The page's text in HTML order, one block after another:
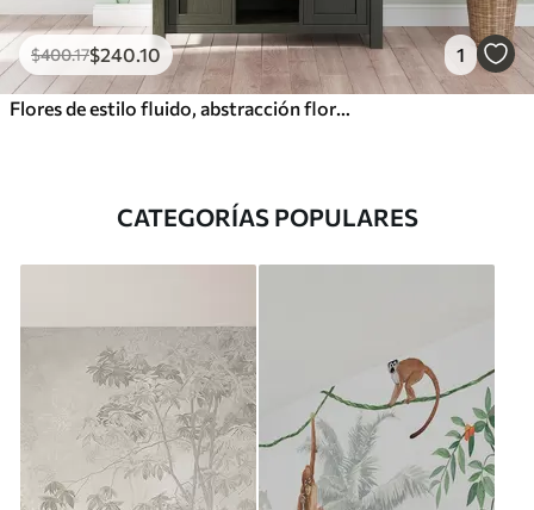
$400.17$240.10 1
Flores de estilo fluido, abstracción floral, acuarela, paleta de colores verdes
CATEGORÍAS POPULARES